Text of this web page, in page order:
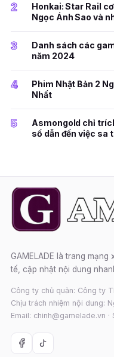
2
Honkai: Star Rail
Ngọc Ánh Sao và
3
Danh sách các
năm 2024
4
Phim Nhật Bản 2
Nhất
5
Asmongold chỉ
số dẫn đến việc sa
GAMELADE là trang
tế, cập nhật nội dung
Công ty chủ quản: Công ty
Chịu trách nhiệm nội dung:
Email: chinh@gamelade.vn